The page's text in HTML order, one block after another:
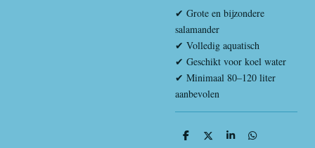
✔ Grote en bijzondere
salamander
✔ Volledig aquatisch
✔ Geschikt voor koel water
✔ Minimaal 80–120 liter
aanbevolen
D
D
S
D